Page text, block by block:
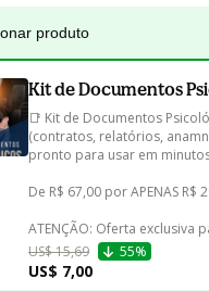
produto
Kit de Documentos
📑 Kit de Documentos
(contratos, relatórios,
pronto para usar em
De R$ 67,00 por APENAS R$
ATENÇÃO: Oferta exclusiva
US$ 15,69
55%
US$ 7,00